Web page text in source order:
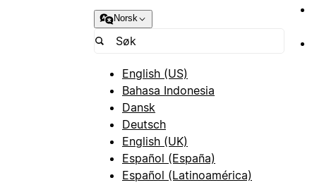
Norsk
English (US)
Bahasa Indonesia
Dansk
Deutsch
English (UK)
Español (España)
Español (Latinoamérica)